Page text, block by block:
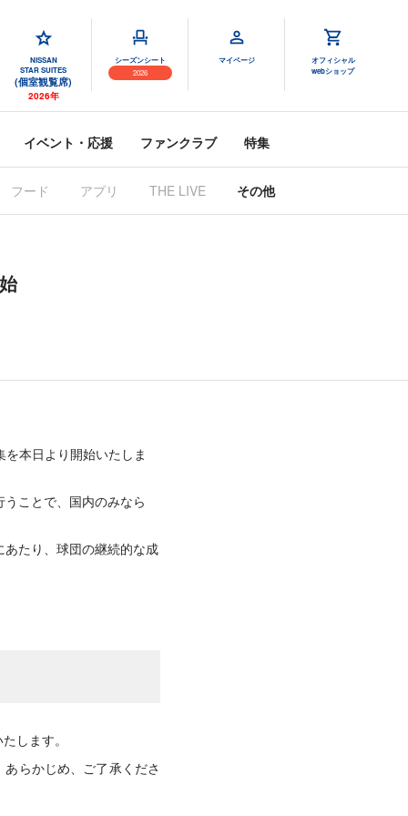
NISSAN
STAR SUITES
(個室観覧席)
2026年
シーズンシート
2026
マイページ
オフィシャル
webショップ
イベント・応援 ファンクラブ 特集
フード アプリ THE LIVE その他
本日より開始いたしま
ことで、国内のみなら
たり、球団の継続的な成
します。
らかじめ、ご了承くださ